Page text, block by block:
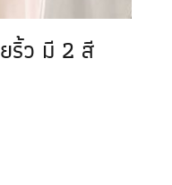
ริ้ว มี 2 สี